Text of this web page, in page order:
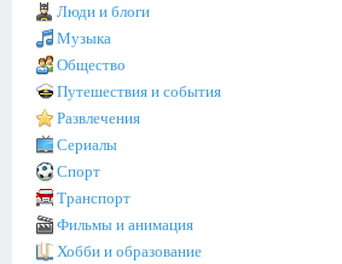
Люди и блоги
Музыка
Общество
Путешествия и события
Развлечения
Сериалы
Спорт
Транспорт
Фильмы и анимация
Хобби и образование